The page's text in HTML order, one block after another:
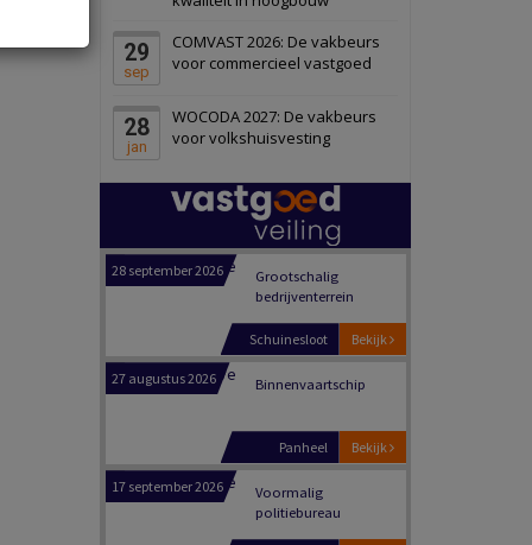
29
sep
COMVAST 2026: De vakbeurs
voor commercieel vastgoed
28
jan
WOCODA 2027: De vakbeurs
voor volkshuisvesting
Schiedam
22 september 2026 Attractiepark
Bekijk
Oranje
28 september 2026
bedrijventerrein
Schuinesloot
27 augustus 2026 Binnenvaartschip
Bekijk
Panheel
17 september 2026
Voormalig
Bekijk
Dordrecht
17 september 2026
Voormalig
politiebureau